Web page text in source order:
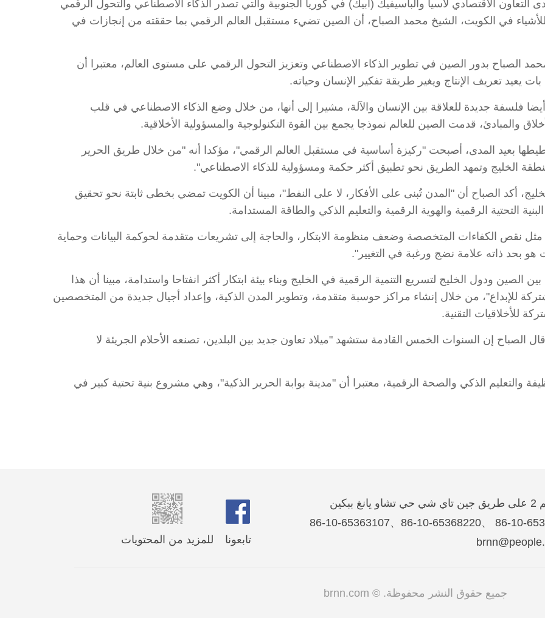
قمة منتدى التعاون الاقتصادي لآسيا والباسيفيك (أبيك) في كوريا الجنوبية والتي تصدر الذكاء الاصطناعي والتحول الرقمي
في الكويت، الشيخ محمد الصباح، أن الصين تضيء مستقبل العالم الرقمي بما حققته من إنجازات في
الصباح بدور الصين في تطوير الذكاء الاصطناعي وتعزيز التحول الرقمي على مستوى العالم، معتبرا أن
يعيد تعريف الإنتاج ويغير طريقة تفكير الإنسان وحياته.
جديدة للعلاقة بين الإنسان والآلة، مشيرا إلى أنها، من خلال وضع الذكاء الاصطناعي في قلب
والمبادئ، قدمت الصين للعالم نموذجا يجمع بين القوة التكنولوجية والمسؤولية الأخلاقية.
بعيد المدى، أصبحت "ركيزة أساسية في مستقبل العالم الرقمي"، مؤكدا أنه "من خلال طريق الحرير
الخليج وتمهد الطريق نحو تطبيق أكثر حكمة ومسؤولية للذكاء الاصطناعي".
أكد الصباح أن "المدن تُبنى على الأفكار، لا على النفط"، مبينا أن الكويت تمضي بخطى ثابتة نحو تحقيق
نقص الكفاءات المتخصصة وضعف منظومة الابتكار، والحاجة إلى تشريعات متقدمة لحوكمة البيانات وحماية
بحد ذاته علامة نضج ورغبة في التغيير".
ودول الخليج لتسريع التنمية الرقمية في الخليج وبناء بيئة ابتكار أكثر انفتاحا واستدامة، مبينا أن هذا
للإبداع"، من خلال إنشاء مراكز حوسبة متقدمة، وتطوير المدن الذكية، وإعداد أجيال جديدة من المتخصصين
للأخلاقيات التقنية.
الصباح إن السنوات الخمس القادمة ستشهد "ميلاد تعاون جديد بين البلدين، تصنعه الأحلام الجريئة لا
والتعليم الذكي والصحة الرقمية، معتبرا أن "مدينة بوابة الحرير الذكية"، وهي مشروع بنية تحتية كبير في
تابعونا للمزيد من المحتويات
جميع حقوق النشر محفوظة. © brnn.com